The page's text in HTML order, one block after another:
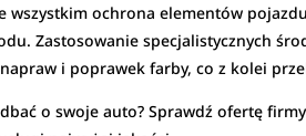
ochrona elementów
Zastosowanie specjalistycznych
i poprawek farby, co z kolei
o swoje auto? Sprawdź ofertę